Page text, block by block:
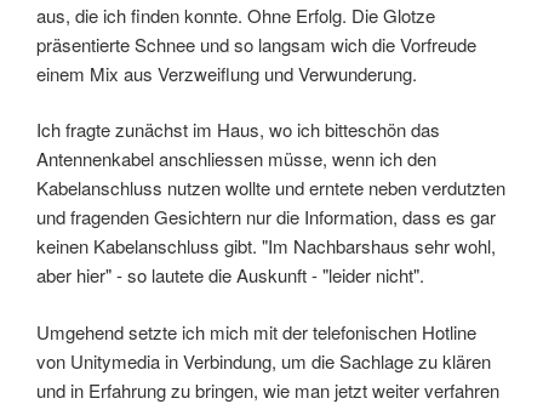
aus, die ich finden konnte. Ohne Erfolg. Die Glotze
präsentierte Schnee und so langsam wich die Vorfreude
einem Mix aus Verzweiflung und Verwunderung.
Ich fragte zunächst im Haus, wo ich bitteschön das
Antennenkabel anschliessen müsse, wenn ich den
Kabelanschluss nutzen wollte und erntete neben verdutzten
und fragenden Gesichtern nur die Information, dass es gar
keinen Kabelanschluss gibt. "Im Nachbarshaus sehr wohl,
aber hier" - so lautete die Auskunft - "leider nicht".
Umgehend setzte ich mich mit der telefonischen Hotline
von Unitymedia in Verbindung, um die Sachlage zu klären
und in Erfahrung zu bringen, wie man jetzt weiter verfahren